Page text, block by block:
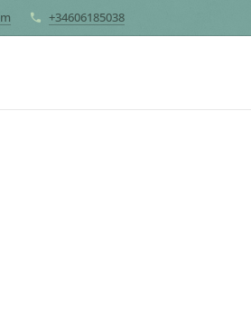
+34606185038